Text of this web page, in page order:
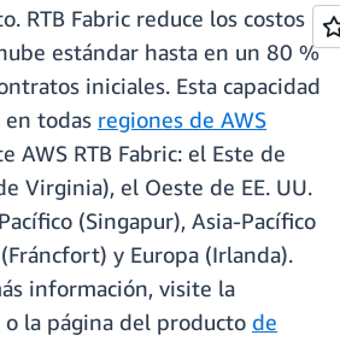
RTB Fabric reduce los costos
estándar hasta en un 80 %
iniciales. Esta capacidad
todas regiones de AWS
AWS RTB Fabric: el Este de
Virginia), el Oeste de EE. UU.
(Singapur), Asia-Pacífico
y Europa (Irlanda).
información, visite la
o la página del producto de